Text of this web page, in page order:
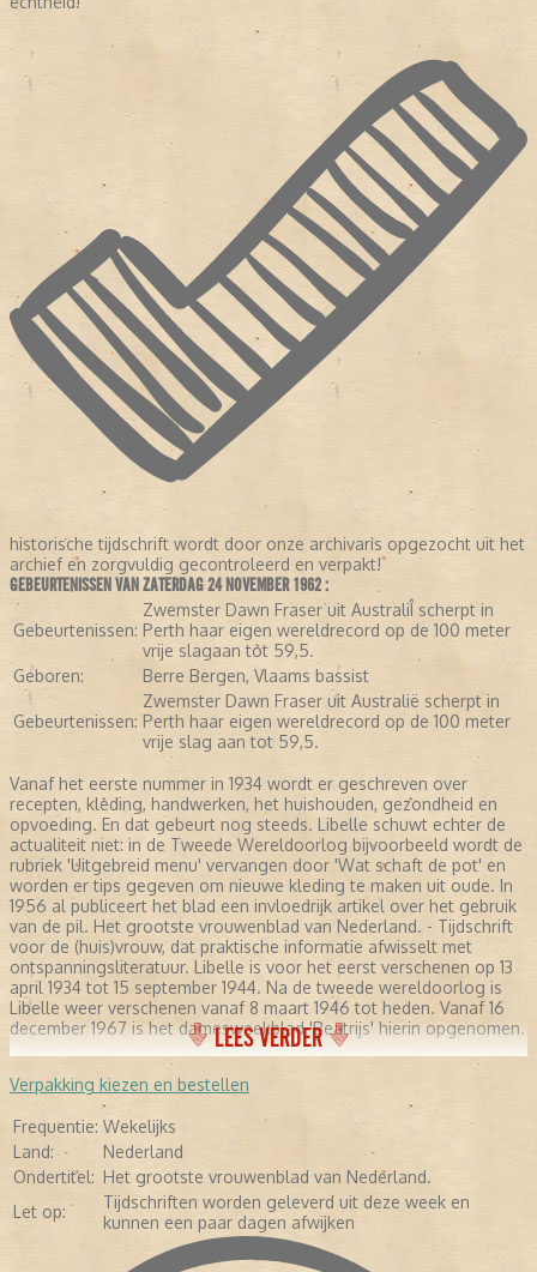
historische tijdschrift wordt door onze archivaris opgezocht uit het
archief en zorgvuldig gecontroleerd en verpakt!
GEBEURTENISSEN VAN ZATERDAG 24 NOVEMBER 1962 :
Gebeurtenissen:
Zwemster Dawn Fraser uit AustraliÎ scherpt in
Perth haar eigen wereldrecord op de 100 meter
vrije slagaan tot 59,5.
Geboren:
Berre Bergen, Vlaams bassist
Gebeurtenissen:
Zwemster Dawn Fraser uit Australië scherpt in
Perth haar eigen wereldrecord op de 100 meter
vrije slag aan tot 59,5.
Vanaf het eerste nummer in 1934 wordt er geschreven over
recepten, kleding, handwerken, het huishouden, gezondheid en
opvoeding. En dat gebeurt nog steeds. Libelle schuwt echter de
actualiteit niet: in de Tweede Wereldoorlog bijvoorbeeld wordt de
rubriek 'Uitgebreid menu' vervangen door 'Wat schaft de pot' en
worden er tips gegeven om nieuwe kleding te maken uit oude. In
1956 al publiceert het blad een invloedrijk artikel over het gebruik
van de pil. Het grootste vrouwenblad van Nederland. - Tijdschrift
voor de (huis)vrouw, dat praktische informatie afwisselt met
ontspanningsliteratuur. Libelle is voor het eerst verschenen op 13
april 1934 tot 15 september 1944. Na de tweede wereldoorlog is
Libelle weer verschenen vanaf 8 maart 1946 tot heden. Vanaf 16
december 1967 is het damesweekblad 'Beatrijs' hierin opgenomen.
LEES VERDER
Verpakking kiezen en bestellen
Frequentie: Wekelijks
Land:
Nederland
Ondertitel: Het grootste vrouwenblad van Nederland.
Let op:
Tijdschriften worden geleverd uit deze week en
kunnen een paar dagen afwijken